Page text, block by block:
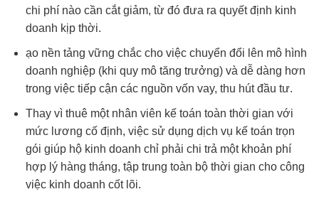
chi phí nào cần cắt giảm, từ đó đưa ra quyết định kinh
doanh kịp thời.
ạo nền tảng vững chắc cho việc chuyển đổi lên mô hình
doanh nghiệp (khi quy mô tăng trưởng) và dễ dàng hơn
trong việc tiếp cận các nguồn vốn vay, thu hút đầu tư.
Thay vì thuê một nhân viên kế toán toàn thời gian với
mức lương cố định, việc sử dụng dịch vụ kế toán trọn
gói giúp hộ kinh doanh chỉ phải chi trả một khoản phí
hợp lý hàng tháng, tập trung toàn bộ thời gian cho công
việc kinh doanh cốt lõi.